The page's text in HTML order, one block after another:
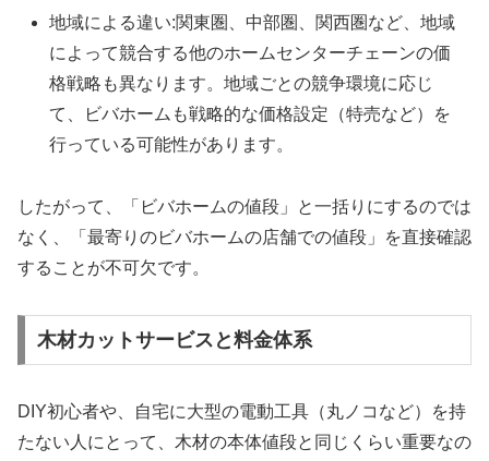
地域による違い:関東圏、中部圏、関西圏など、地域
によって競合する他のホームセンターチェーンの価
格戦略も異なります。地域ごとの競争環境に応じ
て、ビバホームも戦略的な価格設定（特売など）を
行っている可能性があります。
したがって、「ビバホームの値段」と一括りにするのでは
なく、「最寄りのビバホームの店舗での値段」を直接確認
することが不可欠です。
木材カットサービスと料金体系
DIY初心者や、自宅に大型の電動工具（丸ノコなど）を持
たない人にとって、木材の本体値段と同じくらい重要なの